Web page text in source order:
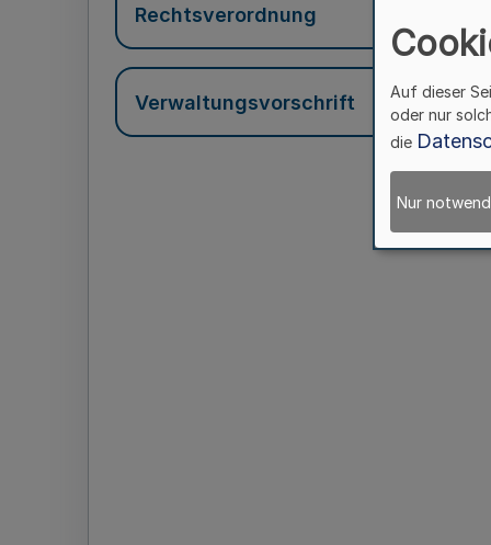
Rechtsverordnung
Verwaltungsvorschrift
Auf dieser
oder nur
die
Nur